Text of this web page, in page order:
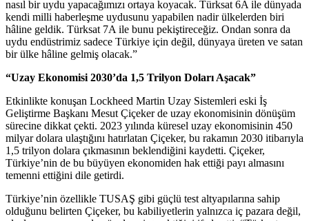
nasıl bir uydu yapacağımızı ortaya koyacak. Türksat 6A ile dünyada
kendi milli haberleşme uydusunu yapabilen nadir ülkelerden biri
hâline geldik. Türksat 7A ile bunu pekiştireceğiz. Ondan sonra da
uydu endüstrimiz sadece Türkiye için değil, dünyaya üreten ve satan
bir ülke hâline gelmiş olacak.”
“Uzay Ekonomisi 2030’da 1,5 Trilyon Doları Aşacak”
Etkinlikte konuşan Lockheed Martin Uzay Sistemleri eski İş
Geliştirme Başkanı Mesut Çiçeker de uzay ekonomisinin dönüşüm
sürecine dikkat çekti. 2023 yılında küresel uzay ekonomisinin 450
milyar dolara ulaştığını hatırlatan Çiçeker, bu rakamın 2030 itibarıyla
1,5 trilyon dolara çıkmasının beklendiğini kaydetti. Çiçeker,
Türkiye’nin de bu büyüyen ekonomiden hak ettiği payı almasını
temenni ettiğini dile getirdi.
Türkiye’nin özellikle TUSAŞ gibi güçlü test altyapılarına sahip
olduğunu belirten Çiçeker, bu kabiliyetlerin yalnızca iç pazara değil,